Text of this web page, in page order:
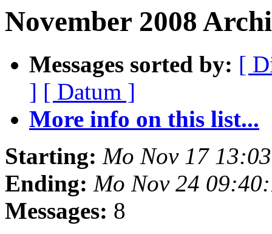
November 2008
Messages sorted by: [
] [ Datum ]
More info on this list...
Starting: Mo Nov 17
Ending: Mo Nov 24
Messages: 8